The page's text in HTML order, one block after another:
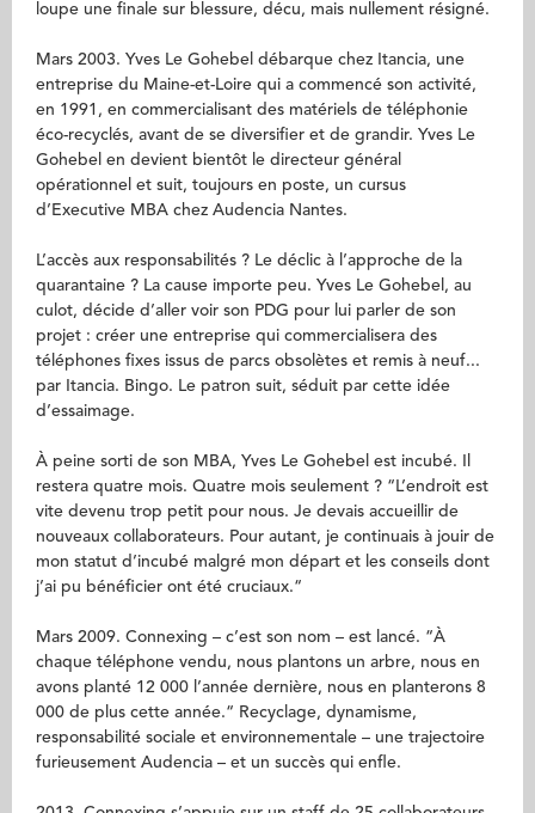
loupe une finale sur blessure, décu, mais nullement résigné.
Mars 2003. Yves Le Gohebel débarque chez Itancia, une
entreprise du Maine-et-Loire qui a commencé son activité,
en 1991, en commercialisant des matériels de téléphonie
éco-recyclés, avant de se diversifier et de grandir. Yves Le
Gohebel en devient bientôt le directeur général
opérationnel et suit, toujours en poste, un cursus
d’Executive MBA chez Audencia Nantes.
L’accès aux responsabilités ? Le déclic à l’approche de la
quarantaine ? La cause importe peu. Yves Le Gohebel, au
culot, décide d’aller voir son PDG pour lui parler de son
projet : créer une entreprise qui commercialisera des
téléphones fixes issus de parcs obsolètes et remis à neuf...
par Itancia. Bingo. Le patron suit, séduit par cette idée
d’essaimage.
À peine sorti de son MBA, Yves Le Gohebel est incubé. Il
restera quatre mois. Quatre mois seulement ? “L’endroit est
vite devenu trop petit pour nous. Je devais accueillir de
nouveaux collaborateurs. Pour autant, je continuais à jouir de
mon statut d’incubé malgré mon départ et les conseils dont
j’ai pu bénéficier ont été cruciaux.“
Mars 2009. Connexing – c’est son nom – est lancé. “À
chaque téléphone vendu, nous plantons un arbre, nous en
avons planté 12 000 l’année dernière, nous en planterons 8
000 de plus cette année.“ Recyclage, dynamisme,
responsabilité sociale et environnementale – une trajectoire
furieusement Audencia – et un succès qui enfle.